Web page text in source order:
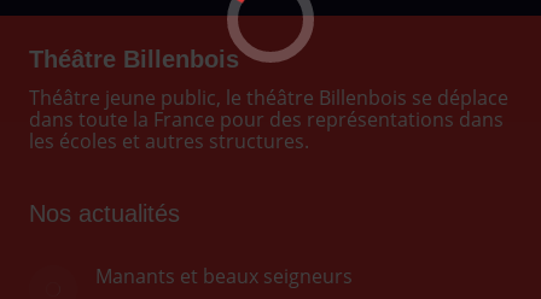
sur
Facebook
sur
LinkedIn
sur
X
sur
sur
Théâtre Billenbois
Théâtre jeune public, le théâtre Billenbois se déplace
dans toute la France pour des représentations dans
les écoles et autres structures.
Nos actualités
Manants et beaux seigneurs